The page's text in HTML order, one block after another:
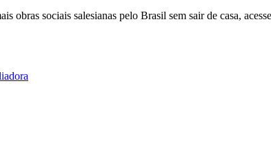
obras sociais salesianas pelo Brasil sem sair de casa,